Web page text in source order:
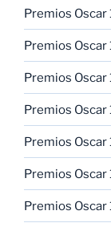
Premios Oscar
Premios
Premios Oscar
Premios
Premios
Premios
Premios